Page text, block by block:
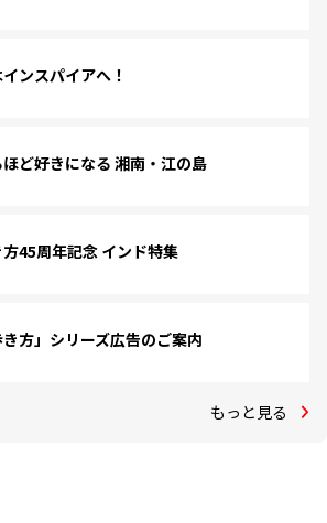
ンスパイアへ！
ど好きになる 湘南・江の島
45周年記念 インド特集
き方」シリーズ広告のご案内
もっと見る